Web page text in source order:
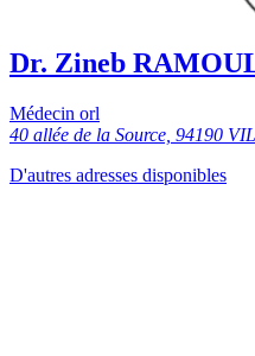
Dr. Zineb
Médecin orl
40 allée de la Source, 94190
D'autres adresses disponibles